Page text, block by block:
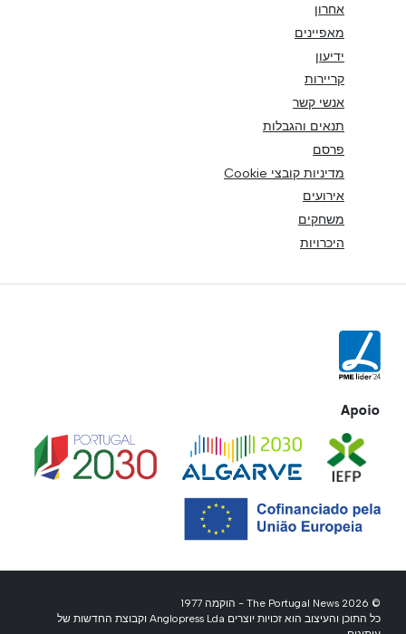
אחרון
מאפיינים
ידיעון
קריירות
אנשי קשר
תנאים והגבלות
פרסם
מדיניות קובצי Cookie
אירועים
משחקים
היכרויות
Apoio
© 2026 The Portugal News - הוקמה 1977
כל התוכן והעיצוב הוא זכויות יוצרים Anglopress Lda וקבוצת החדשות של